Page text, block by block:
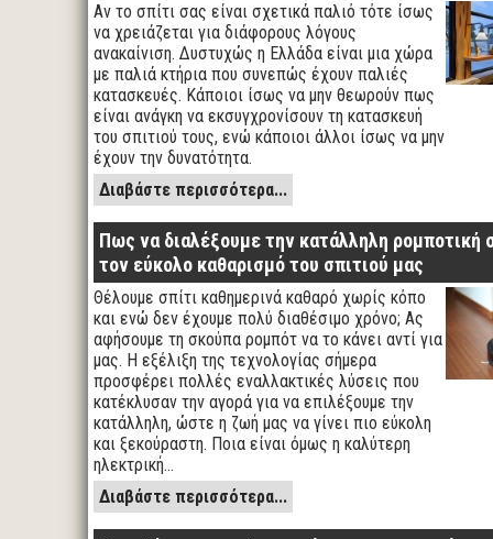
Αν το σπίτι σας είναι σχετικά παλιό τότε ίσως
να χρειάζεται για διάφορους λόγους
ανακαίνιση. Δυστυχώς η Ελλάδα είναι μια χώρα
με παλιά κτήρια που συνεπώς έχουν παλιές
κατασκευές. Κάποιοι ίσως να μην θεωρούν πως
είναι ανάγκη να εκσυγχρονίσουν τη κατασκευή
του σπιτιού τους, ενώ κάποιοι άλλοι ίσως να μην
έχουν την δυνατότητα.
Διαβάστε περισσότερα...
Πως να διαλέξουμε την κατάλληλη ρομποτική
τον εύκολο καθαρισμό του σπιτιού μας
Θέλουμε σπίτι καθημερινά καθαρό χωρίς κόπο
και ενώ δεν έχουμε πολύ διαθέσιμο χρόνο; Ας
αφήσουμε τη σκούπα ρομπότ να το κάνει αντί για
μας. Η εξέλιξη της τεχνολογίας σήμερα
προσφέρει πολλές εναλλακτικές λύσεις που
κατέκλυσαν την αγορά για να επιλέξουμε την
κατάλληλη, ώστε η ζωή μας να γίνει πιο εύκολη
και ξεκούραστη. Ποια είναι όμως η καλύτερη
ηλεκτρική…
Διαβάστε περισσότερα...